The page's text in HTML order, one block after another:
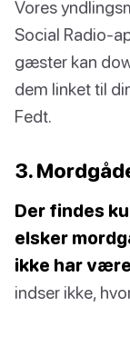
Vores
Social Radio-
gæster kan
dem linket til
Fedt.
3.
Der findes
elsker
ikke har
indser ikke,